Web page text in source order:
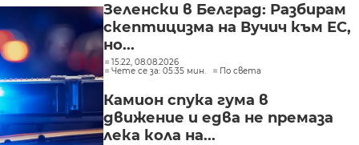
Зеленски в Белград: Разбирам
скептицизма на Вучич към ЕС,
но...
15:22, 08.08.2026
Чете се за: 05:35 мин.
По света
Камион спука гума в
движение и едва не премаза
лека кола на...